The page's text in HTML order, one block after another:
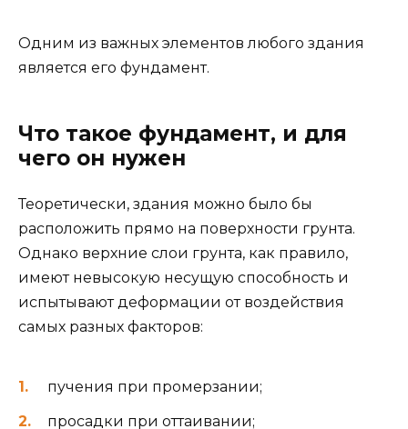
Одним из важных элементов любого здания
является его фундамент.
Что такое фундамент, и для
чего он нужен
Теоретически, здания можно было бы
расположить прямо на поверхности грунта.
Однако верхние слои грунта, как правило,
имеют невысокую несущую способность и
испытывают деформации от воздействия
самых разных факторов:
пучения при промерзании;
просадки при оттаивании;